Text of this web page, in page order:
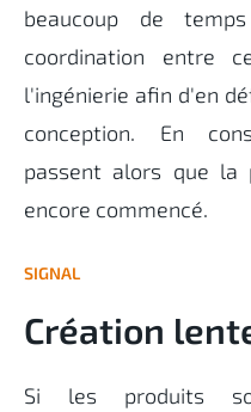
beaucoup de
coordination entre
l'ingénierie afin d'en
conception. En
passent alors que la
encore commencé.
SIGNAL
Création
Si les produits